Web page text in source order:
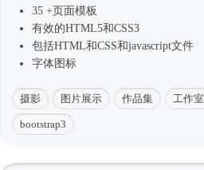
35 +页面模板
有效的HTML5和CSS3
包括HTML和CSS和javascript文件
字体图标
摄影 图片展示 作品集 工作室
bootstrap3